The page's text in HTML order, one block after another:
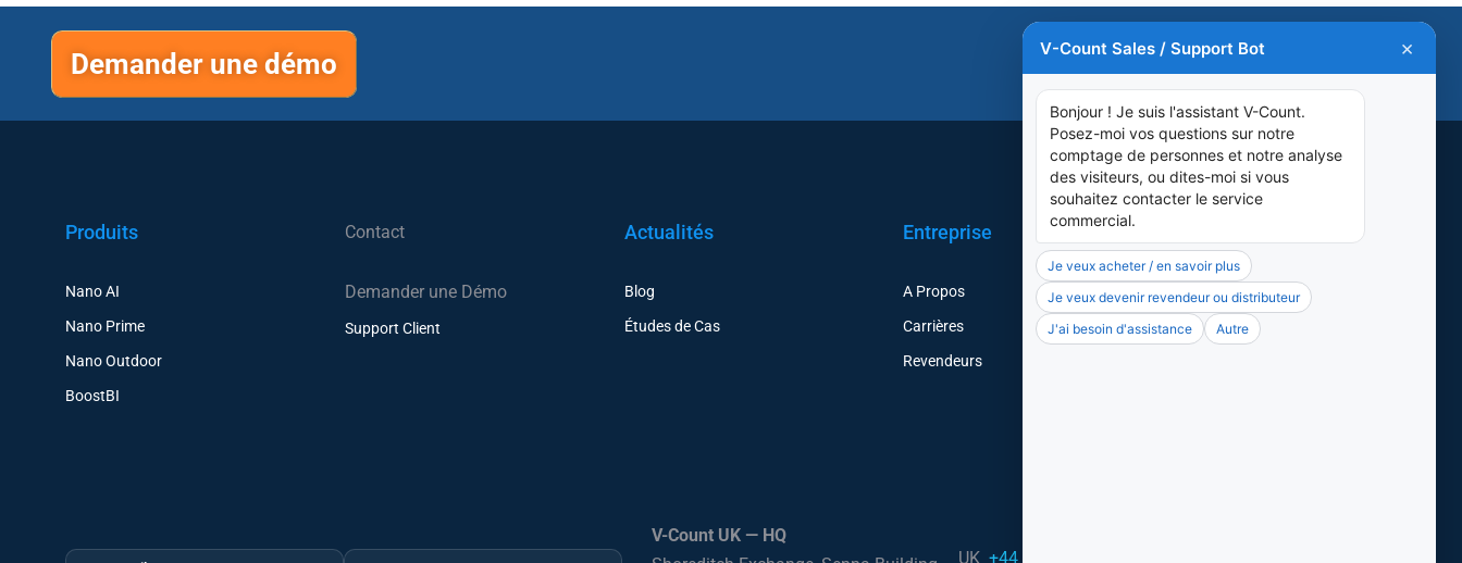
Demander une démo Assistance
Produits
Nano AI
Nano Prime
Nano Outdoor
BoostBI
Contact
Demander une Démo
Support Client
V-Count UK — HQ
UK +44 20 3917 4649
Actualités
Blog
Études de Cas
Entreprise
A Propos
Carrières
Revendeurs
LinkedIn
X